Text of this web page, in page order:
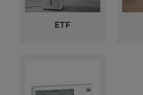
ETF